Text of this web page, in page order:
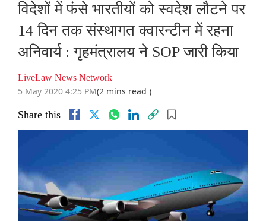
विदेशों में फंसे भारतीयों को स्वदेश लौटने पर
14 दिन तक संस्थागत क्वारन्टीन में रहना
अनिवार्य : गृहमंत्रालय ने SOP जारी किया
LiveLaw News Network
5 May 2020 4:25 PM(2 mins read )
Share this